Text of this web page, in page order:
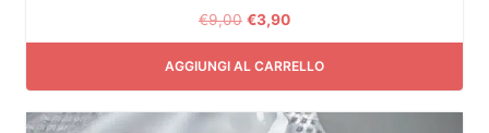
€9,00 €3,90
AGGIUNGI AL CARRELLO